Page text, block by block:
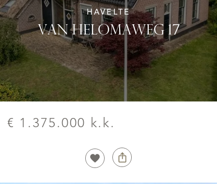
HAVELTE
VAN HELOMAWEG 17
€ 1.375.000 k.k.